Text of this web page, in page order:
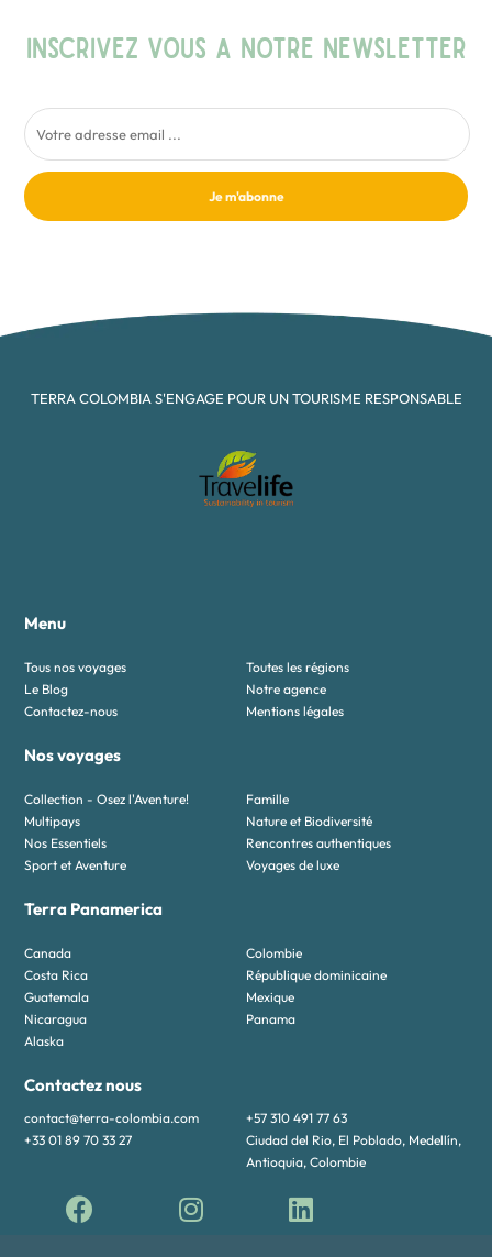
INSCRIVEZ VOUS A NOTRE NEWSLETTER
Je m'abonne
TERRA COLOMBIA S'ENGAGE POUR UN TOURISME RESPONSABLE
Menu
Tous nos voyages
Toutes les régions
Le Blog
Notre agence
Contactez-nous
Mentions légales
Nos voyages
Collection - Osez l'Aventure!
Famille
Multipays
Nature et Biodiversité
Nos Essentiels
Rencontres authentiques
Sport et Aventure
Voyages de luxe
Terra Panamerica
Canada
Colombie
Costa Rica
République dominicaine
Guatemala
Mexique
Nicaragua
Panama
Alaska
Contactez nous
contact@terra-colombia.com
+57 310 491 77 63
+33 01 89 70 33 27
Ciudad del Rio, El Poblado, Medellín,
Antioquia, Colombie